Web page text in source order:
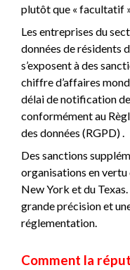
plutôt que « facultatif
Les entreprises du
données de résidents
s’exposent à des
chiffre d’affaires
délai de notification
conformément au
des données (RGPD) .
Des sanctions
organisations en vertu
New York et du
grande précision et
réglementation.
Comment la